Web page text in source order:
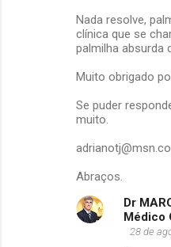
Nada resolve,
clínica que se
palmilha absurda
Muito obrigado
Se puder
muito.
Abraços.
Dr
Médico
28 de